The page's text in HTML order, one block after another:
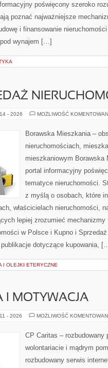
poświęcony szeroko
poznać najważniejsze
i finansowanie
wynajem […]
- 2026 MOŻLIWOŚĆ
Borawska Mieszkania –
nieruchomościach,
mieszkaniowym Borawska
portal informacyjny
tematyce nieruchomości.
z myślą o osobach, które
właścicielach nieruchomości,
lepiej zrozumieć mechanizmy
w Polsce i Kupno i
dotyczące kupowania,
I OLEJKI ETERYCZNE
I MOTYWACJA
- 2026 MOŻLIWOŚĆ
CP Caritas – rozbudowany
wolontariacie i mądrym
rozbudowany serwis